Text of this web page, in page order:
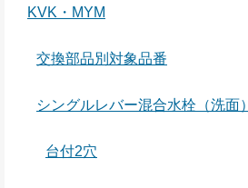
KVK・MYM
交換部品別対象品番
シングルレバー混合水栓（洗面）
台付2穴